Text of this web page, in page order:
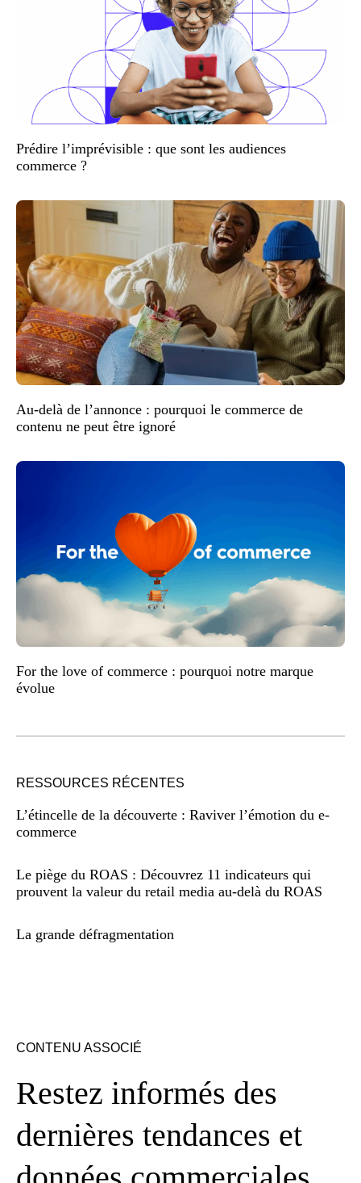
Prédire l’imprévisible : que sont les audiences
commerce ?
Au-delà de l’annonce : pourquoi le commerce de
contenu ne peut être ignoré
For the love of commerce : pourquoi notre marque
évolue
RESSOURCES RÉCENTES
L’étincelle de la découverte : Raviver l’émotion du e-
commerce
Le piège du ROAS : Découvrez 11 indicateurs qui
prouvent la valeur du retail media au-delà du ROAS
La grande défragmentation
CONTENU ASSOCIÉ
Restez informés des
dernières tendances et